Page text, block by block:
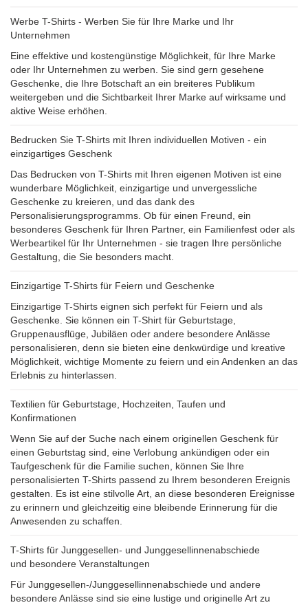
Werbe T-Shirts - Werben Sie für Ihre Marke und Ihr
Unternehmen
Eine effektive und kostengünstige Möglichkeit, für Ihre Marke
oder Ihr Unternehmen zu werben. Sie sind gern gesehene
Geschenke, die Ihre Botschaft an ein breiteres Publikum
weitergeben und die Sichtbarkeit Ihrer Marke auf wirksame und
aktive Weise erhöhen.
Bedrucken Sie T-Shirts mit Ihren individuellen Motiven - ein
einzigartiges Geschenk
Das Bedrucken von T-Shirts mit Ihren eigenen Motiven ist eine
wunderbare Möglichkeit, einzigartige und unvergessliche
Geschenke zu kreieren, und das dank des
Personalisierungsprogramms. Ob für einen Freund, ein
besonderes Geschenk für Ihren Partner, ein Familienfest oder als
Werbeartikel für Ihr Unternehmen - sie tragen Ihre persönliche
Gestaltung, die Sie besonders macht.
Einzigartige T-Shirts für Feiern und Geschenke
Einzigartige T-Shirts eignen sich perfekt für Feiern und als
Geschenke. Sie können ein T-Shirt für Geburtstage,
Gruppenausflüge, Jubiläen oder andere besondere Anlässe
personalisieren, denn sie bieten eine denkwürdige und kreative
Möglichkeit, wichtige Momente zu feiern und ein Andenken an das
Erlebnis zu hinterlassen.
Textilien für Geburtstage, Hochzeiten, Taufen und
Konfirmationen
Wenn Sie auf der Suche nach einem originellen Geschenk für
einen Geburtstag sind, eine Verlobung ankündigen oder ein
Taufgeschenk für die Familie suchen, können Sie Ihre
personalisierten T-Shirts passend zu Ihrem besonderen Ereignis
gestalten. Es ist eine stilvolle Art, an diese besonderen Ereignisse
zu erinnern und gleichzeitig eine bleibende Erinnerung für die
Anwesenden zu schaffen.
T-Shirts für Junggesellen- und Junggesellinnenabschiede
und besondere Veranstaltungen
Für Junggesellen-/Junggesellinnenabschiede und andere
besondere Anlässe sind sie eine lustige und originelle Art zu